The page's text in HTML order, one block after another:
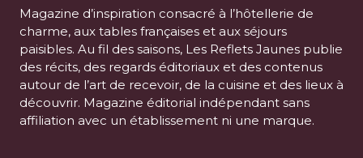
Magazine d’inspiration consacré à l’hôtellerie de
charme, aux tables françaises et aux séjours
paisibles. Au fil des saisons, Les Reflets Jaunes publie
des récits, des regards éditoriaux et des contenus
autour de l’art de recevoir, de la cuisine et des lieux à
découvrir. Magazine éditorial indépendant sans
affiliation avec un établissement ni une marque.